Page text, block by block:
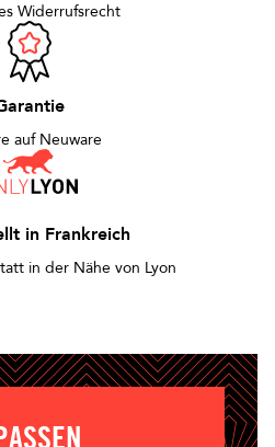
Widerrufsrecht
auf Neuware
in Frankreich
in der Nähe von Lyon